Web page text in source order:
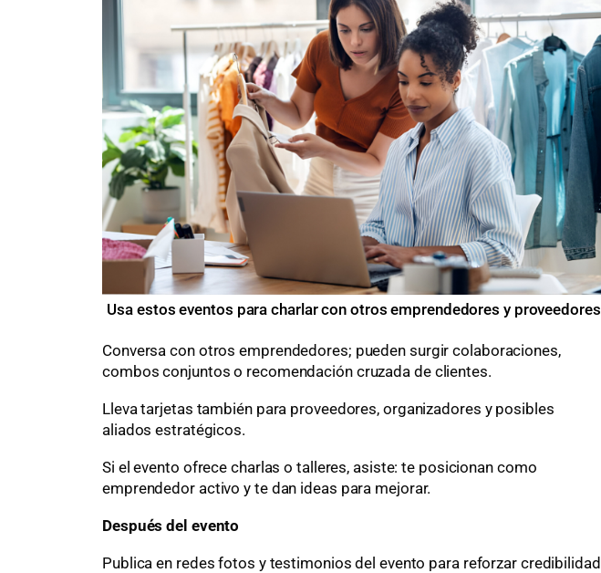
Usa estos eventos para charlar con otros emprendedores y proveedores
Conversa con otros emprendedores; pueden surgir colaboraciones,
combos conjuntos o recomendación cruzada de clientes.
Lleva tarjetas también para proveedores, organizadores y posibles
aliados estratégicos.
Si el evento ofrece charlas o talleres, asiste: te posicionan como
emprendedor activo y te dan ideas para mejorar.
Después del evento
Publica en redes fotos y testimonios del evento para reforzar credibilidad